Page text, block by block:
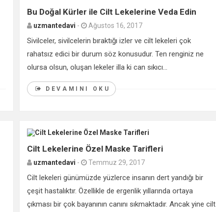
Bu Doğal Kürler ile Cilt Lekelerine Veda Edin
uzmantedavi - Ağustos 16, 2017
Sivilceler, sivilcelerin bıraktığı izler ve cilt lekeleri çok
rahatsız edici bir durum söz konusudur. Ten renginiz ne
olursa olsun, oluşan lekeler illa ki can sıkıcı...
DEVAMINI OKU
Cilt Lekelerine Özel Maske Tarifleri
uzmantedavi - Temmuz 29, 2017
Cilt lekeleri günümüzde yüzlerce insanın dert yandığı bir
çeşit hastalıktır. Özellikle de ergenlik yıllarında ortaya
çıkması bir çok bayanının canını sıkmaktadır. Ancak yine cilt